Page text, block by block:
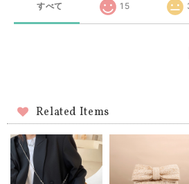
すべて 15
Related Items